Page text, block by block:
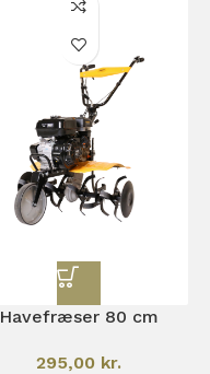
Havefræser 80 cm
295,00 kr.